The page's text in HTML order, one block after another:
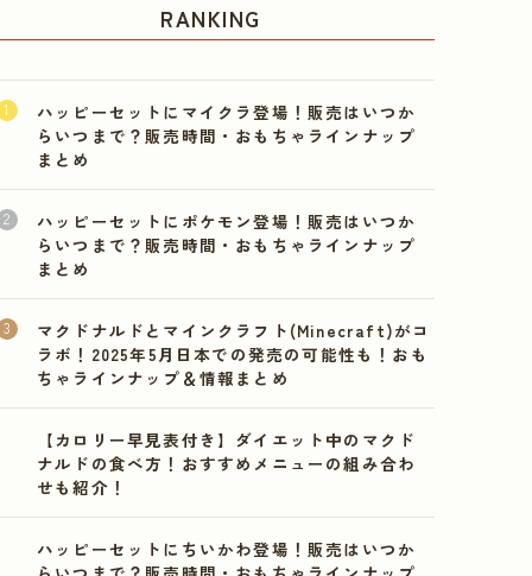
RANKING
ハッピーセットにマイクラ登場！販売はいつか
らいつまで？販売時間・おもちゃラインナップ
まとめ
ハッピーセットにポケモン登場！販売はいつか
らいつまで？販売時間・おもちゃラインナップ
まとめ
マクドナルドとマインクラフト(Minecraft)がコ
ラボ！2025年5月日本での発売の可能性も！おも
ちゃラインナップ＆情報まとめ
【カロリー早見表付き】ダイエット中のマクド
ナルドの食べ方！おすすめメニューの組み合わ
せも紹介！
ハッピーセットにちいかわ登場！販売はいつか